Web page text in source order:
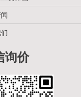
询价